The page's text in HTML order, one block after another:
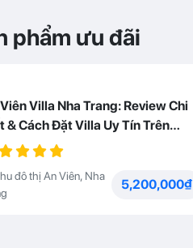
phẩm ưu đãi
Villa Nha Trang: Review Chi
& Cách Đặt Villa Uy Tín Trên
đô thị An Viên, Nha
5,200,000₫